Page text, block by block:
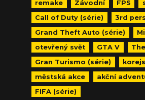
remake
Závodní FPS
Call of Duty (série)
3rd
Grand Theft Auto (série)
otevřený svět
GTA V
Gran Turismo (série)
městská akce
akční
FIFA (série)